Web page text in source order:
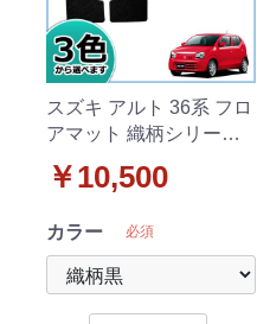
スズキ アルト 36系 フロ
アマット 織柄シリーズ
キャロル
￥10,500
カラー 必須